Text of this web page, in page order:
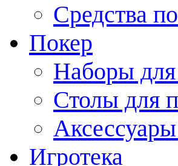
Средства
Покер
Наборы для
Столы для
Игротека